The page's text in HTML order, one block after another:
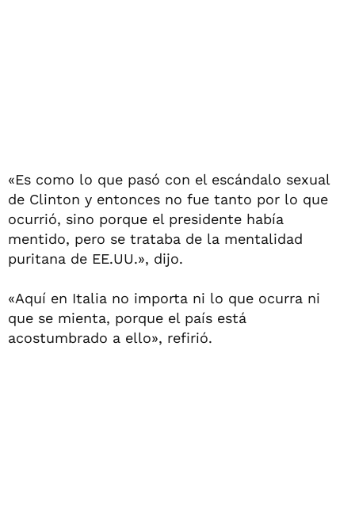
«Es como lo que pasó con el escándalo sexual
de Clinton y entonces no fue tanto por lo que
ocurrió, sino porque el presidente había
mentido, pero se trataba de la mentalidad
puritana de EE.UU.», dijo.
«Aquí en Italia no importa ni lo que ocurra ni
que se mienta, porque el país está
acostumbrado a ello», refirió.